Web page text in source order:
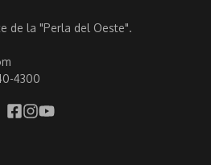
de la "Perla del Oeste".
4300